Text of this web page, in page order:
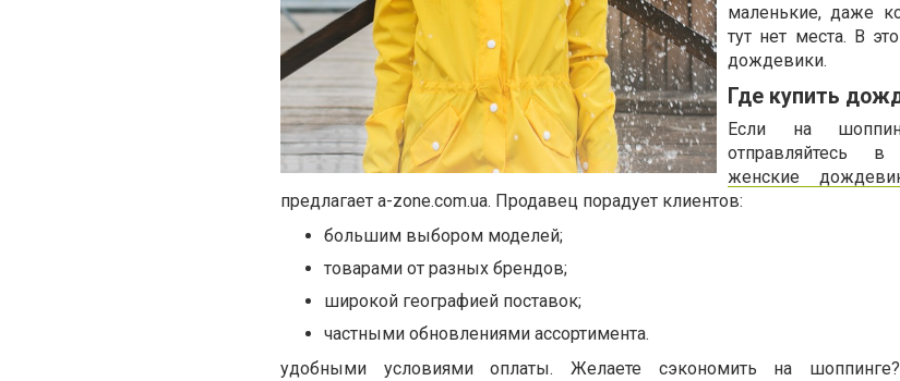
маленькие, даже
тут нет места. В
дождевики.
Где купить
Если на
отправляйтесь
женские
предлагает a-zone.com.ua. Продавец порадует клиентов:
большим выбором моделей;
товарами от разных брендов;
широкой географией поставок;
частными обновлениями ассортимента.
удобными условиями оплаты. Желаете сэкономить на